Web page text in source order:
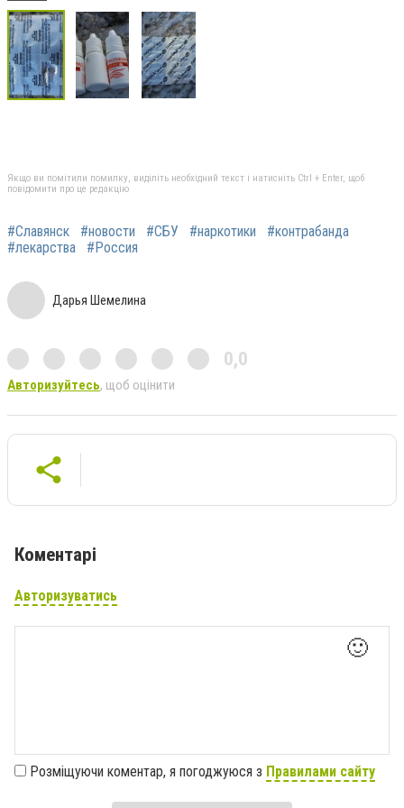
Якщо ви помітили помилку, виділіть необхідний текст і натисніть Ctrl + Enter, щоб
повідомити про це редакцію
#Славянск #новости #СБУ #наркотики
#контрабанда
#лекарства
#Россия
Дарья Шемелина
0,0
Авторизуйтесь, щоб оцінити
Коментарі
Авторизуватись
🙂
Розміщуючи коментар, я погоджуюся з Правилами сайту